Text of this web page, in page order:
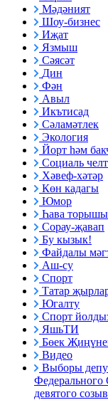
Мәдәният
Шоу-бизнес
Иҗат
Язмыш
Сәясәт
Дин
Фән
Авыл
Икътисад
Сәламәтлек
Экология
Йорт һәм
Социаль
Хәвеф-хәтәр
Көн кадагы
Юмор
Һава торышы
Сорау-җавап
Бу кызык!
Файдалы
Аш-су
Спорт
Татар
Югалту
Спорт
ЯшьТИ
Бөек
Видео
Выборы
Федерального
девятого